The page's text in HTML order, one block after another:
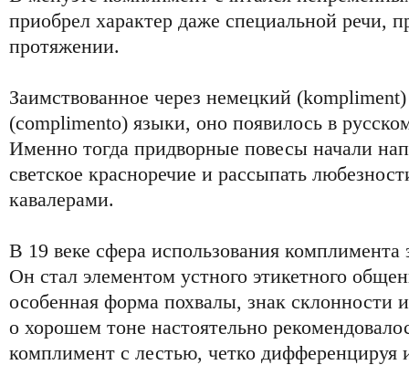
приобрел характер даже специальной речи,
протяжении.
Заимствованное через немецкий
(complimento) языки, оно появилось в
Именно тогда придворные повесы начали
светское красноречие и рассыпать
кавалерами.
В 19 веке сфера использования комплимента
Он стал элементом устного этикетного
особенная форма похвалы, знак склонности
о хорошем тоне настоятельно
комплимент с лестью, четко